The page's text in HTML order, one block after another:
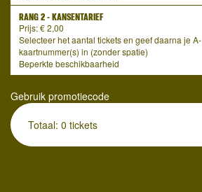
RANG 2 - KANSENTARIEF
Prijs: € 2,00
Selecteer het aantal tickets en geef daarna je A-
kaartnummer(s) in (zonder spatie)
Beperkte beschikbaarheid
Gebruik promotiecode
Totaal: 0 tickets